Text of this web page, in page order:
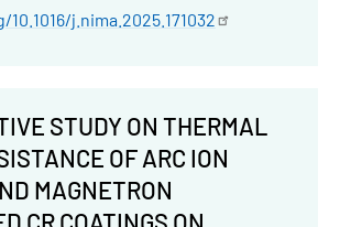
j.nima.2025.171032
STUDY ON THERMAL
OF ARC ION
MAGNETRON
CR COATINGS ON